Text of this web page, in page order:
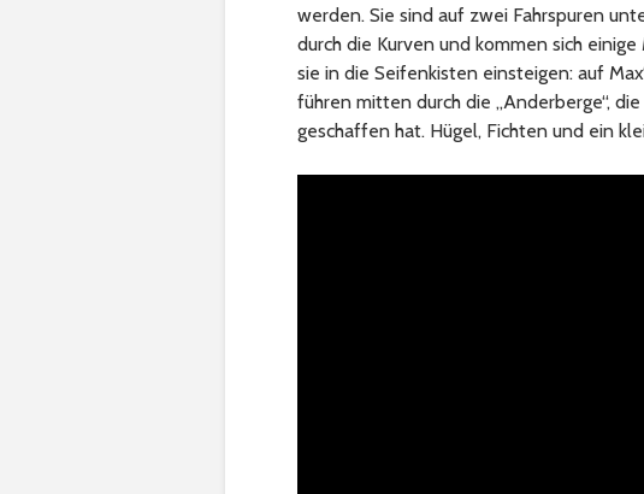
werden. Sie sind auf zwei Fahrspuren
durch die Kurven und kommen sich
sie in die Seifenkisten einsteigen: auf
führen mitten durch die „Anderberge“,
geschaffen hat. Hügel, Fichten und ein